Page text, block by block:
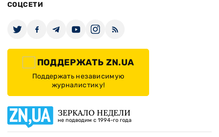
СОЦСЕТИ
ПОДДЕРЖАТЬ ZN.UA
Поддержать независимую
журналистику!
ЗЕРКАЛО НЕДЕЛИ
не подводим с 1994-го года